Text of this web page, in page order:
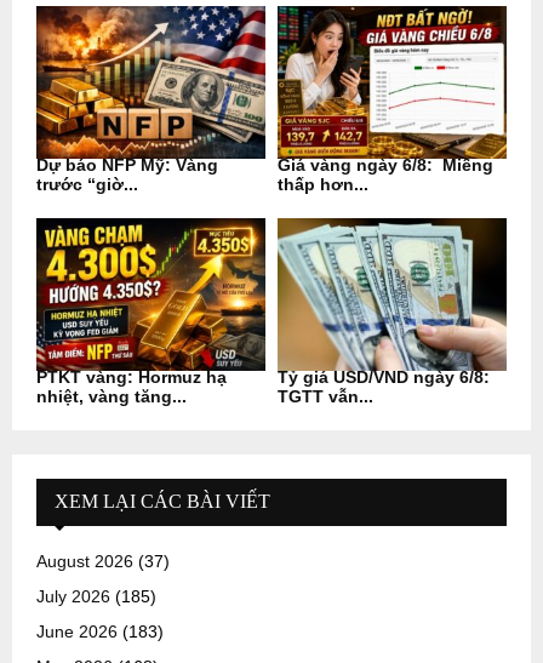
Dự báo NFP Mỹ: Vàng
trước “giờ...
Giá vàng ngày 6/8: Miếng
thấp hơn...
PTKT vàng: Hormuz hạ
nhiệt, vàng tăng...
Tỷ giá USD/VND ngày 6/8:
TGTT vẫn...
XEM LẠI CÁC BÀI VIẾT
August 2026 (37)
July 2026 (185)
June 2026 (183)